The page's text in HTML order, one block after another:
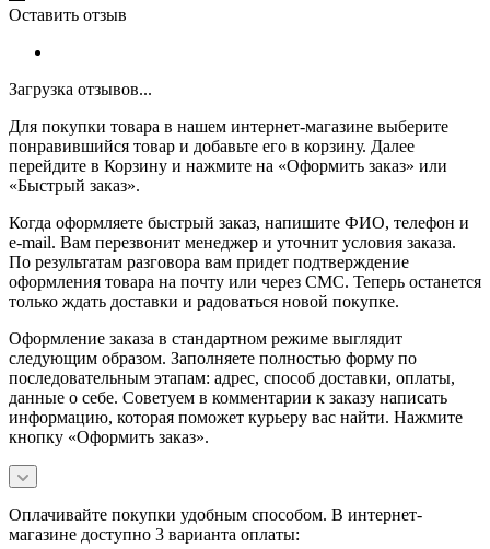
Оставить отзыв
Загрузка отзывов...
Для покупки товара в нашем интернет-магазине выберите
понравившийся товар и добавьте его в корзину. Далее
перейдите в Корзину и нажмите на «Оформить заказ» или
«Быстрый заказ».
Когда оформляете быстрый заказ, напишите ФИО, телефон и
e-mail. Вам перезвонит менеджер и уточнит условия заказа.
По результатам разговора вам придет подтверждение
оформления товара на почту или через СМС. Теперь останется
только ждать доставки и радоваться новой покупке.
Оформление заказа в стандартном режиме выглядит
следующим образом. Заполняете полностью форму по
последовательным этапам: адрес, способ доставки, оплаты,
данные о себе. Советуем в комментарии к заказу написать
информацию, которая поможет курьеру вас найти. Нажмите
кнопку «Оформить заказ».
Оплачивайте покупки удобным способом. В интернет-
магазине доступно 3 варианта оплаты: